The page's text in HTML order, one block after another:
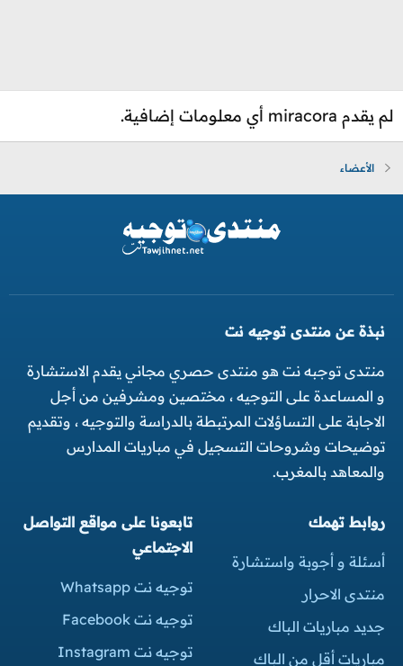
لم يقدم miracora أي معلومات إضافية.
الأعضاء
نبذة عن منتدى توجيه نت
منتدى توجبه نت هو منتدى حصري مجاني يقدم الاستشارة
و المساعدة على التوجيه ، مختصين ومشرفين من أجل
الاجابة على التساؤلات المرتبطة بالدراسة والتوجيه ، وتقديم
توضيحات وشروحات التسجيل في مباريات المدارس
والمعاهد بالمغرب.
روابط تهمك
أسئلة و أجوبة واستشارة
منتدى الاحرار
جديد مباريات الباك
مباريات أقل من الباك
تابعونا على مواقع التواصل
الاجتماعي
توجيه نت Whatsapp
توجيه نت Facebook
توجيه نت Instagram